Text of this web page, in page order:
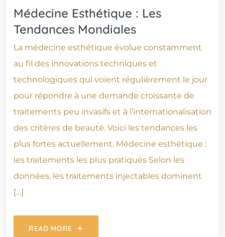
Médecine Esthétique : Les
Tendances Mondiales
La médecine esthétique évolue constamment
au fil des innovations techniques et
technologiques qui voient régulièrement le jour
pour répondre à une demande croissante de
traitements peu invasifs et à l’internationalisation
des critères de beauté. Voici les tendances les
plus fortes actuellement. Médecine esthétique :
les traitements les plus pratiqués Selon les
données, les traitements injectables dominent
[…]
READ MORE